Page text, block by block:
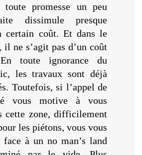
toute promesse un peu
dissimule presque
certain coût. Et dans le
il ne s’agit pas d’un coût
toute ignorance du
les travaux sont déjà
Toutefois, si l’appel de
vous motive à vous
cette zone, difficilement
les piétons, vous vous
face à un no man’s land